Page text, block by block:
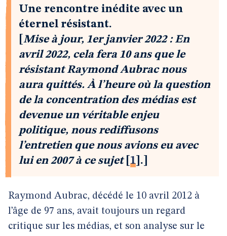
Une rencontre inédite avec un
éternel résistant.
Mise à jour, 1er janvier 2022 : En
avril 2022, cela fera 10 ans que le
résistant Raymond Aubrac nous
aura quittés. À l’heure où la question
de la concentration des médias est
devenue un véritable enjeu
politique, nous rediffusons
l’entretien que nous avions eu avec
lui en 2007 à ce sujet[ 1 .]
Raymond Aubrac, décédé le 10 avril 2012 à
l’âge de 97 ans, avait toujours un regard
critique sur les médias, et son analyse sur le